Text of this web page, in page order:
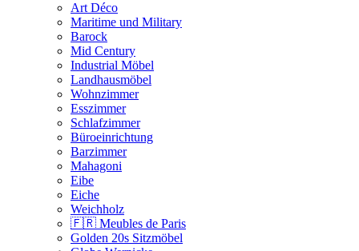
Art Déco
Maritime und Military
Barock
Mid Century
Industrial Möbel
Landhausmöbel
Wohnzimmer
Esszimmer
Schlafzimmer
Büroeinrichtung
Barzimmer
Mahagoni
Eibe
Eiche
Weichholz
🇫🇷 Meubles de Paris
Golden 20s Sitzmöbel